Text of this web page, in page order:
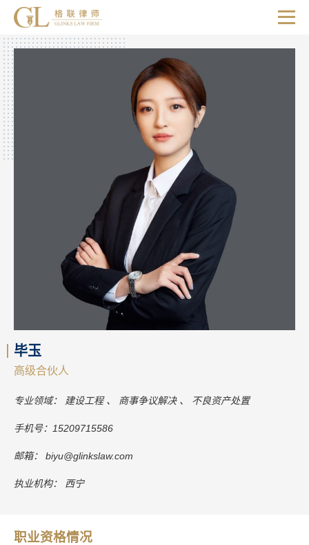
毕玉
高级合伙人
专业领域： 建设工程 商事争议解决 不良资产处置
手机号： 15209715586
邮箱： biyu@glinkslaw.com
执业机构： 西宁
职业资格情况